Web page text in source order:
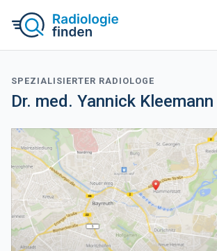
SPEZIALISIERTER RADIOLOGE
Dr. med. Yannick Kleemann